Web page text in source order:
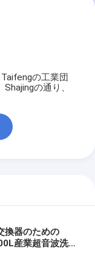
の工業団
の通り、
換器のための
産業超音波洗濯